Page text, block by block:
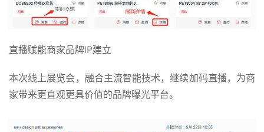
直播赋能商家品牌IP建立
本次线上展览会，融合主流智能技术，继续加码直播，为商
家带来更直观更具价值的品牌曝光平台。